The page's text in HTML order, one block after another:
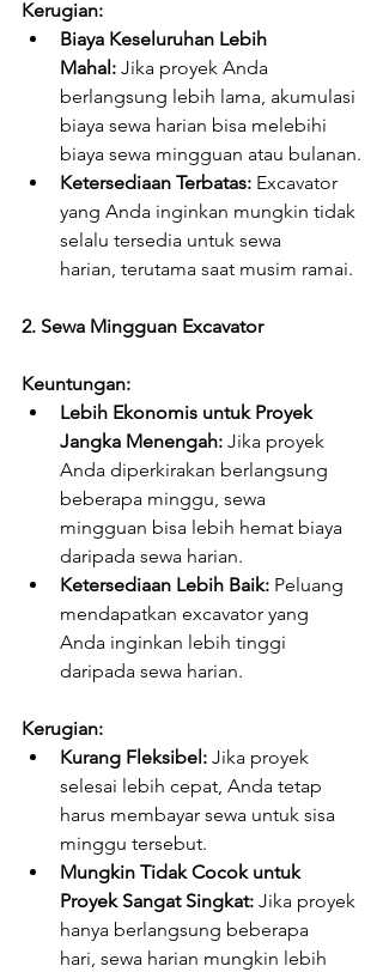
Kerugian:
Biaya Keseluruhan Lebih
Mahal: Jika proyek Anda
berlangsung lebih lama, akumulasi
biaya sewa harian bisa melebihi
biaya sewa mingguan atau bulanan.
Ketersediaan Terbatas: Excavator
yang Anda inginkan mungkin tidak
selalu tersedia untuk sewa
harian, terutama saat musim ramai.
2. Sewa Mingguan Excavator
Keuntungan:
Lebih Ekonomis untuk Proyek
Jangka Menengah: Jika proyek
Anda diperkirakan berlangsung
beberapa minggu, sewa
mingguan bisa lebih hemat biaya
daripada sewa harian.
Ketersediaan Lebih Baik: Peluang
mendapatkan excavator yang
Anda inginkan lebih tinggi
daripada sewa harian.
Kerugian:
Kurang Fleksibel: Jika proyek
selesai lebih cepat, Anda tetap
harus membayar sewa untuk sisa
minggu tersebut.
Mungkin Tidak Cocok untuk
Proyek Sangat Singkat: Jika proyek
hanya berlangsung beberapa
hari, sewa harian mungkin lebih